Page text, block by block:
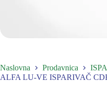
Naslovna Prodavnica
ALFA LU-VE ISPARIVAČ